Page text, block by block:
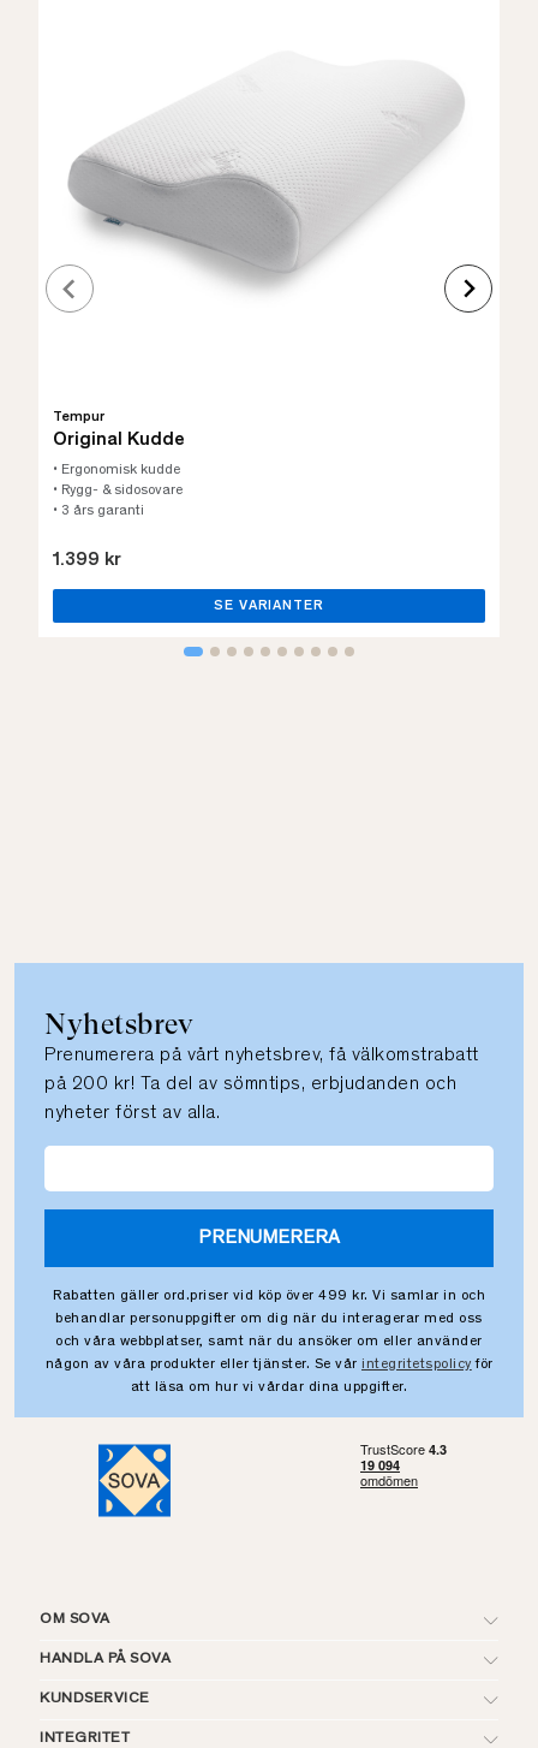
Tempur
Original Kudde
• Ergonomisk kudde
• Rygg- & sidosovare
• 3 års garanti
1.399 kr
SE VARIANTER
Nyhetsbrev
Prenumerera på vårt nyhetsbrev, få välkomstrabatt
på 200 kr! Ta del av sömntips, erbjudanden och
nyheter först av alla.
PRENUMERERA
Rabatten gäller ord.priser vid köp över 499 kr. Vi samlar in och
behandlar personuppgifter om dig när du interagerar med oss
och våra webbplatser, samt när du ansöker om eller använder
någon av våra produkter eller tjänster. Se vår integritetspolicy för
att läsa om hur vi vårdar dina uppgifter.
OM SOVA
HANDLA PÅ SOVA
KUNDSERVICE
INTEGRITET